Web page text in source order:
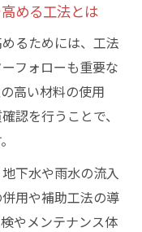
める工法とは
るためには、工法
フォローも重要な
高い材料の使用
認を行うことで、
下水や雨水の流入
用や補助工法の導
やメンテナンス体